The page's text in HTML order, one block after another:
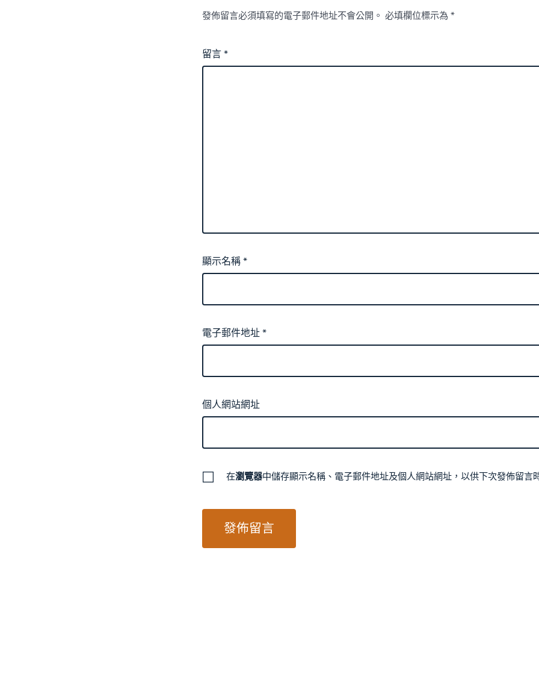
發佈留言必須填寫的電子郵件地址不會公開。 必填欄位標示為 *
留言*
顯示名稱*
電子郵件地址*
個人網站網址
在瀏覽器中儲存顯示名稱、電子郵件地址及個人網站網址，以供下次發佈留言